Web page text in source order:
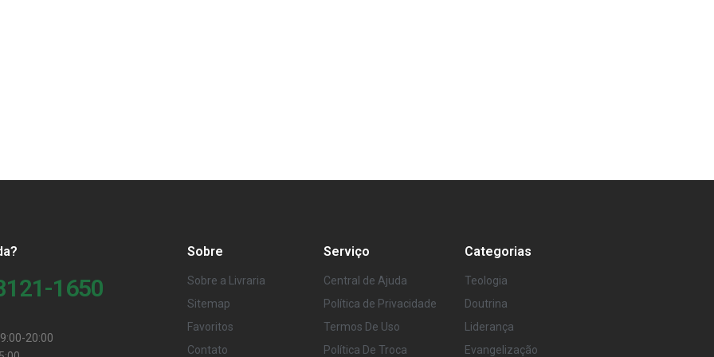
1650
20:00
Sobre
Sobre a Livraria
Sitemap
Favoritos
Contato
Serviço
Central de Ajuda
Política de Privacidade
Termos De Uso
Política De Troca
Categorias
Teologia
Doutrina
Liderança
Evangelização